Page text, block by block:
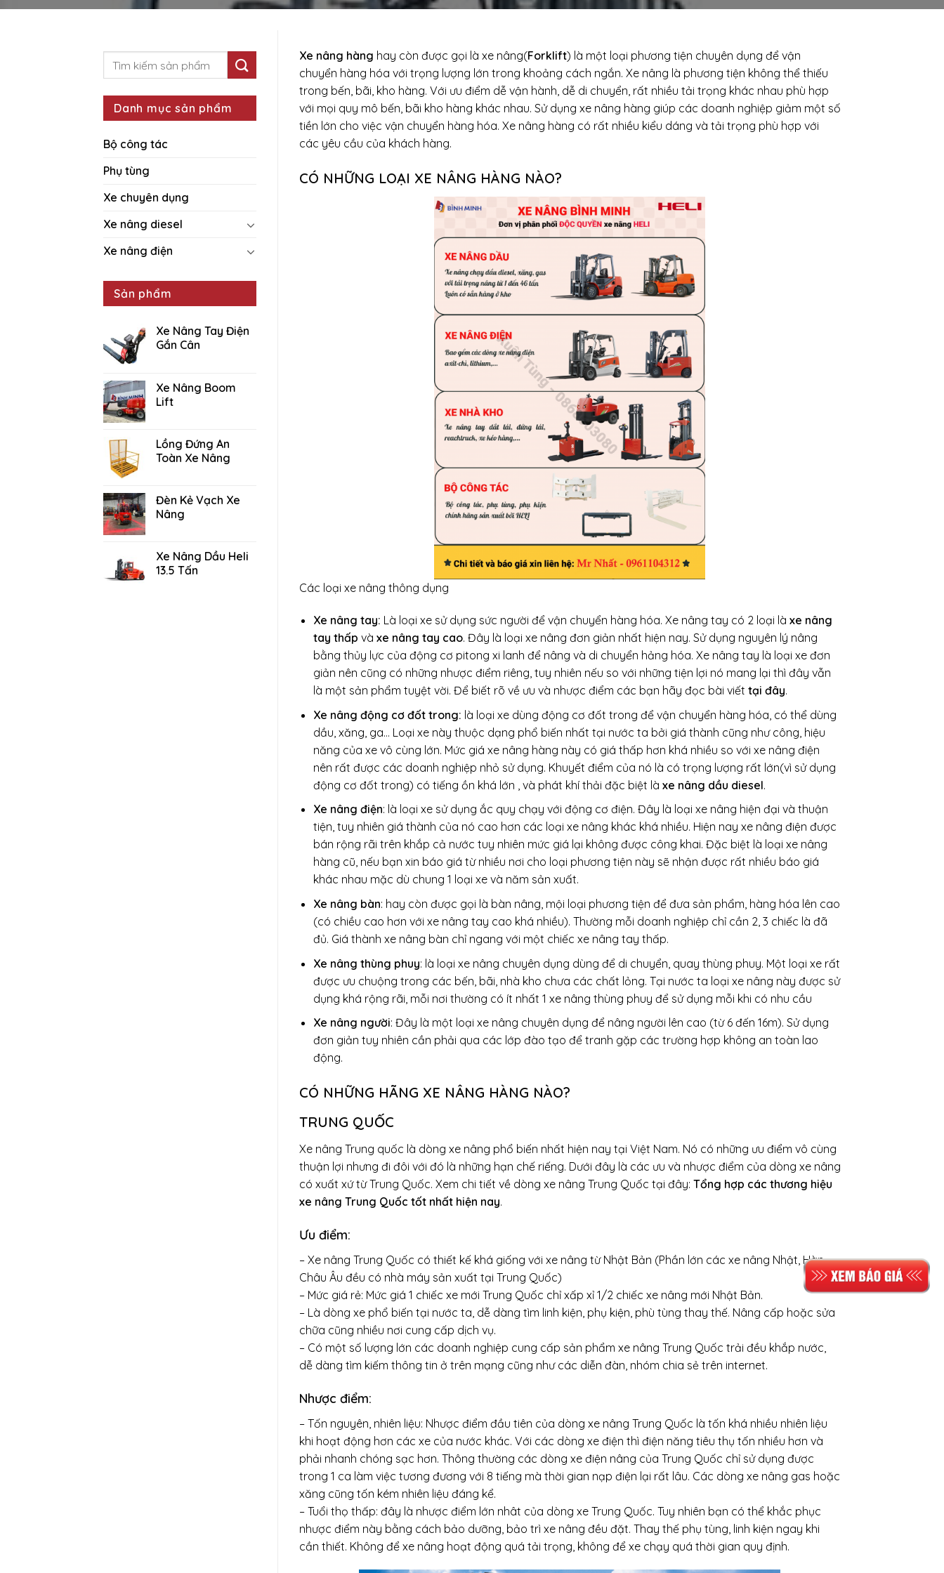
Danh mục sản phẩm
Bộ công tác
Phụ tùng
Xe chuyên dụng
Xe nâng diesel
Xe nâng điện
Sản phẩm
Xe Nâng Tay Điện
Gắn Cân
Xe Nâng Boom
Lift
Lồng Đứng An
Toàn Xe Nâng
Đèn Kẻ Vạch Xe
Nâng
Xe Nâng Dầu Heli
13.5 Tấn
Xe nâng hàng hay còn được gọi là xe nâng(Forklift) là một loại phương tiện chuyên dụng để vận
chuyển hàng hóa với trọng lượng lớn trong khoảng cách ngắn. Xe nâng là phương tiện không thể thiếu
trong bến, bãi, kho hàng. Với ưu điểm dễ vận hành, dễ di chuyển, rất nhiều tải trọng khác nhau phù hợp
với mọi quy mô bến, bãi kho hàng khác nhau. Sử dụng xe nâng hàng giúp các doanh nghiệp giảm một số
tiền lớn cho việc vận chuyển hàng hóa. Xe nâng hàng có rất nhiều kiểu dáng và tải trọng phù hợp với
các yêu cầu của khách hàng.
CÓ NHỮNG LOẠI XE NÂNG HÀNG NÀO?
Các loại xe nâng thông dụng
Xe nâng tay: Là loại xe sử dụng sức người để vận chuyển hàng hóa. Xe nâng tay có 2 loại làxe nâng
tay thấp vàxe nâng tay cao. Đây là loại xe nâng đơn giản nhất hiện nay. Sử dụng nguyên lý nâng
bằng thủy lực của động cơ pitong xi lanh để nâng và di chuyển hảng hóa. Xe nâng tay là loại xe đơn
giản nên cũng có những nhược điểm riêng, tuy nhiên nếu so với những tiện lợi nó mang lại thì đây vẫn
là một sản phẩm tuyệt vời. Để biết rõ về ưu và nhược điểm các bạn hãy đọc bài viếttại đây.
Xe nâng động cơ đốt trong: là loại xe dùng động cơ đốt trong để vận chuyển hàng hóa, có thể dùng
dầu, xăng, ga… Loại xe này thuộc dạng phổ biến nhất tại nước ta bởi giá thành cũng như công, hiệu
năng của xe vô cùng lớn. Mức giá xe nâng hàng này có giá thấp hơn khá nhiều so với xe nâng điện
nên rất được các doanh nghiệp nhỏ sử dụng. Khuyết điểm của nó là có trọng lượng rất lớn(vì sử dụng
động cơ đốt trong) có tiếng ồn khá lớn , và phát khí thải đặc biệt làxe nâng dầu diesel.
Xe nâng điện: là loại xe sử dụng ắc quy chạy với động cơ điện. Đây là loại xe nâng hiện đại và thuận
tiện, tuy nhiên giá thành của nó cao hơn các loại xe nâng khác khá nhiều. Hiện nay xe nâng điện được
bán rộng rãi trên khắp cả nước tuy nhiên mức giá lại không được công khai. Đặc biệt là loại xe nâng
hàng cũ, nếu bạn xin báo giá từ nhiều nơi cho loại phương tiện này sẽ nhận được rất nhiều báo giá
khác nhau mặc dù chung 1 loại xe và năm sản xuất.
Xe nâng bàn: hay còn được gọi là bàn nâng, mội loại phương tiện để đưa sản phẩm, hàng hóa lên cao
(có chiều cao hơn với xe nâng tay cao khá nhiều). Thường mỗi doanh nghiệp chỉ cần 2, 3 chiếc là đã
đủ. Giá thành xe nâng bàn chỉ ngang với một chiếc xe nâng tay thấp.
Xe nâng thùng phuy: là loại xe nâng chuyên dụng dùng để di chuyển, quay thùng phuy. Một loại xe rất
được ưu chuộng trong các bến, bãi, nhà kho chưa các chất lỏng. Tại nước ta loại xe nâng này được sử
dụng khá rộng rãi, mỗi nơi thường có ít nhất 1 xe nâng thùng phuy để sử dụng mỗi khi có nhu cầu
Xe nâng người: Đây là một loại xe nâng chuyên dụng để nâng người lên cao (từ 6 đến 16m). Sử dụng
đơn giản tuy nhiên cần phải qua các lớp đào tạo để tranh gặp các trường hợp không an toàn lao
động.
CÓ NHỮNG HÃNG XE NÂNG HÀNG NÀO?
TRUNG QUỐC
Xe nâng Trung quốc là dòng xe nâng phổ biến nhất hiện nay tại Việt Nam. Nó có những ưu điểm vô cùng
thuận lợi nhưng đi đôi với đó là những hạn chế riếng. Dưới đây là các ưu và nhược điểm của dòng xe nâng
có xuất xứ từ Trung Quốc. Xem chi tiết về dòng xe nâng Trung Quốc tại đây: Tổng hợp các thương hiệu
xe nâng Trung Quốc tốt nhất hiện nay.
Ưu điểm:
– Xe nâng Trung Quốc có thiết kế khá giống với xe nâng từ Nhật Bản (Phần lớn các xe nâng Nhật, Hàn,
Châu Âu đều có nhà máy sản xuất tại Trung Quốc)
– Mức giá rẻ: Mức giá 1 chiếc xe mới Trung Quốc chỉ xấp xỉ 1/2 chiếc xe nâng mới Nhật Bản.
– Là dòng xe phổ biến tại nước ta, dễ dàng tìm linh kiện, phụ kiện, phù tùng thay thế. Nâng cấp hoặc sửa
chữa cũng nhiều nơi cung cấp dịch vụ.
– Có một số lượng lớn các doanh nghiệp cung cấp sản phẩm xe nâng Trung Quốc trải đều khắp nước,
dễ dàng tìm kiếm thông tin ở trên mạng cũng như các diễn đàn, nhóm chia sẻ trên internet.
Nhược điểm:
– Tốn nguyên, nhiên liệu: Nhược điểm đầu tiên của dòng xe nâng Trung Quốc là tốn khá nhiều nhiên liệu
khi hoạt động hơn các xe của nước khác. Với các dòng xe điện thì điện năng tiêu thụ tốn nhiều hơn và
phải nhanh chóng sạc hơn. Thông thường các dòng xe điện nâng của Trung Quốc chỉ sử dụng được
trong 1 ca làm việc tương đương với 8 tiếng mà thời gian nạp điện lại rất lâu. Các dòng xe nâng gas hoặc
xăng cũng tốn kém nhiên liệu đáng kể.
– Tuổi thọ thấp: đây là nhược điểm lớn nhât của dòng xe Trung Quốc. Tuy nhiên bạn có thể khắc phục
nhược điểm này bằng cách bảo dưỡng, bảo trì xe nâng đều đặt. Thay thế phụ tùng, linh kiện ngay khi
cần thiết. Không để xe nâng hoạt động quá tải trọng, không để xe chạy quá thời gian quy định.